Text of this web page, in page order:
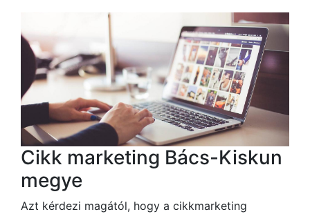
Cikk marketing Bács-Kiskun
megye
Azt kérdezi magától, hogy a cikkmarketing